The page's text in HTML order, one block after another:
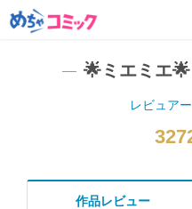
🌟ミエミエ
レビュア
作品レビュー